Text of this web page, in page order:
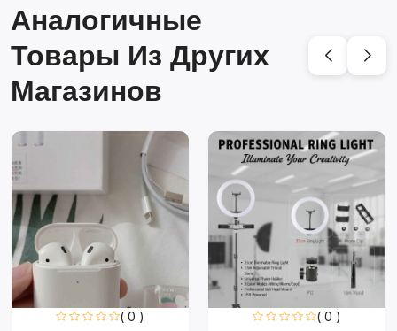
Аналогичные
Товары Из Других
Магазинов
( 0 ) ( 0 )